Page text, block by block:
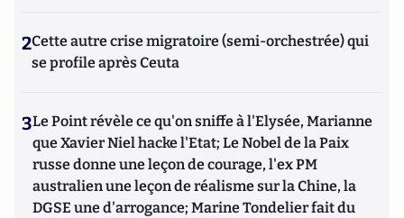
2Cette autre crise migratoire (semi-orchestrée) qui
se profile après Ceuta
3Le Point révèle ce qu'on sniffe à l'Elysée, Marianne
que Xavier Niel hacke l'Etat; Le Nobel de la Paix
russe donne une leçon de courage, l'ex PM
australien une leçon de réalisme sur la Chine, la
DGSE une d'arrogance; Marine Tondelier fait du